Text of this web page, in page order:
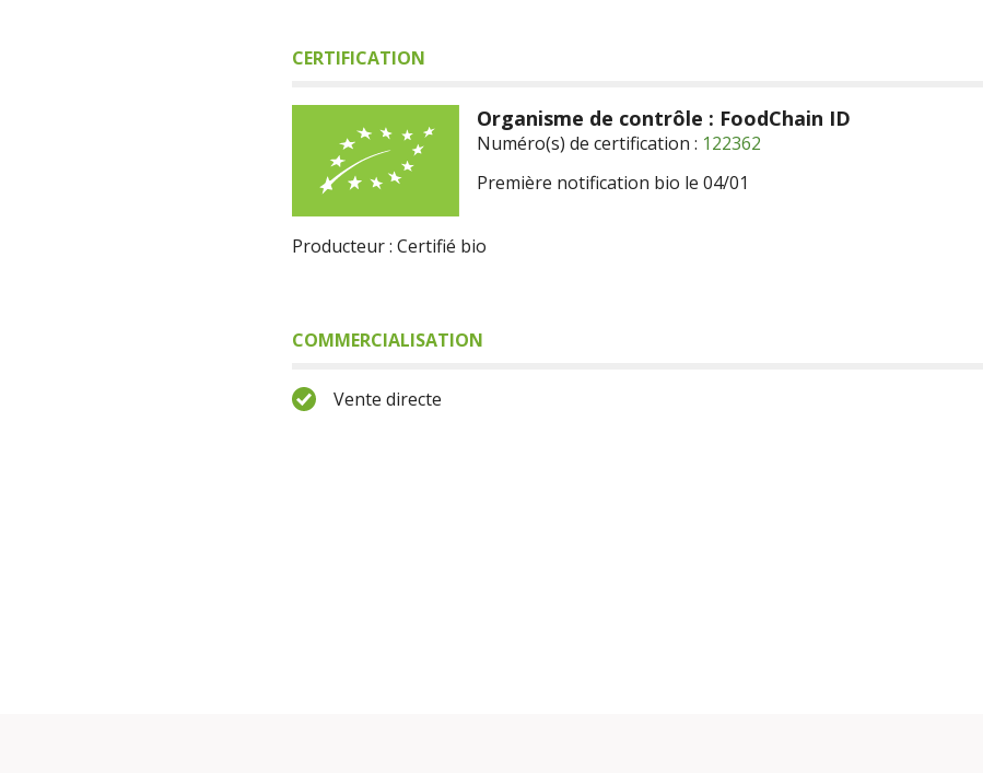
CERTIFICATION
Organisme de contrôle : FoodChain ID
Numéro(s) de certification : 122362
Première notification bio le 04/01
Producteur : Certifié bio
COMMERCIALISATION
Vente directe